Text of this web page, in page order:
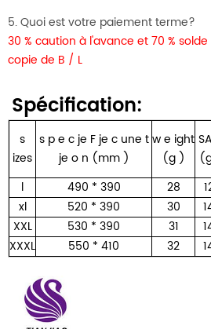
5. Quoi est votre paiement terme?
30 % caution à l'avance et 70 %
copie de B / L
Spécification:
s
izes
spe cje Fje cune t
je on (mm )
we ight
(g )
l
490 * 390 28
xl
520 * 390 30
XXL
530 * 390 31
XXXL
550 * 410 32